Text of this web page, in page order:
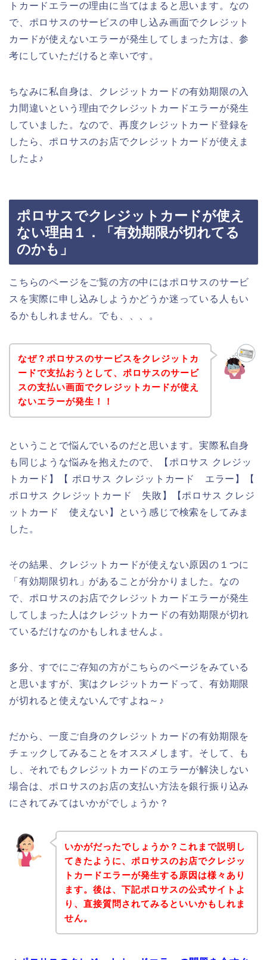
トカードエラーの理由に当てはまると思います。なの
で、ポロサスのサービスの申し込み画面でクレジット
カードが使えないエラーが発生してしまった方は、参
考にしていただけると幸いです。
ちなみに私自身は、クレジットカードの有効期限の入
力間違いという理由でクレジットカードエラーが発生
していました。なので、再度クレジットカード登録を
したら、ポロサスのお店でクレジットカードが使えま
したよ♪
ポロサスでクレジットカードが使え
ない理由１．「有効期限が切れてる
のかも」
こちらのページをご覧の方の中にはポロサスのサービ
スを実際に申し込みしようかどうか迷っている人もい
るかもしれません。でも、、、。
なぜ？ポロサスのサービスをクレジットカ
ードで支払おうとして、ポロサスのサービ
スの支払い画面でクレジットカードが使え
ないエラーが発生！！
ということで悩んでいるのだと思います。実際私自身
も同じような悩みを抱えたので、【ポロサス クレジッ
トカード】【 ポロサス クレジットカード エラー】【
ポロサス クレジットカード 失敗】【ポロサス クレジ
ットカード 使えない】という感じで検索をしてみま
した。
その結果、クレジットカードが使えない原因の１つに
「有効期限切れ」があることが分かりました。なの
で、ポロサスのお店でクレジットカードエラーが発生
してしまった人はクレジットカードの有効期限が切れ
ているだけなのかもしれませんよ。
多分、すでにご存知の方がこちらのページをみている
と思いますが、実はクレジットカードって、有効期限
が切れると使えないんですよね～♪
だから、一度ご自身のクレジットカードの有効期限を
チェックしてみることをオススメします。そして、も
し、それでもクレジットカードのエラーが解決しない
場合は、ポロサスのお店の支払い方法を銀行振り込み
にされてみてはいかがでしょうか？
いかがだったでしょうか？これまで説明し
てきたように、ポロサスのお店でクレジッ
トカードエラーが発生する原因は様々あり
ます。後は、下記ポロサスの公式サイトよ
り、直接質問されてみるといいかもしれま
せん。